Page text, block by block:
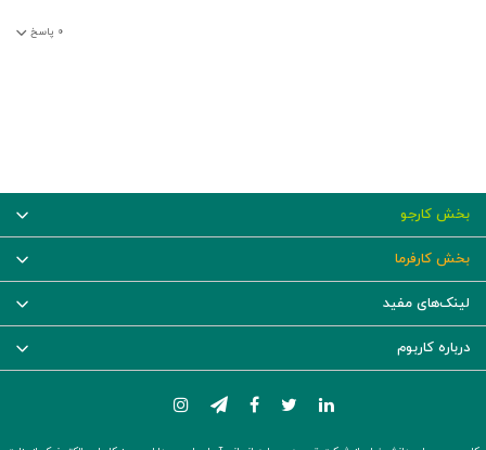
۰ پاسخ
بخش کارجو
بخش کارفرما
لینک‌های مفید
درباره کاربوم